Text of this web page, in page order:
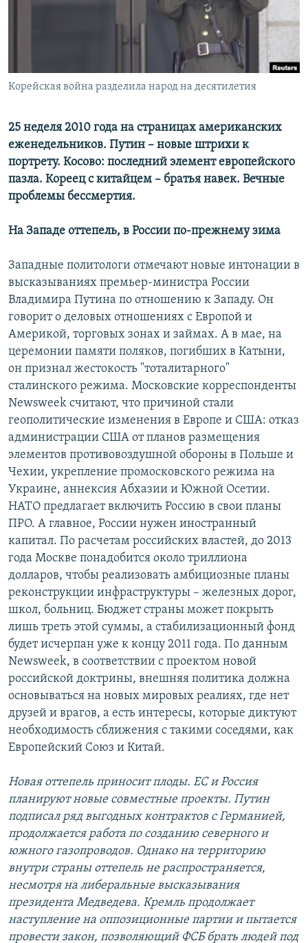
ПОДПИШИТЕСЬ НА РАССЫЛКУ
СОЦИАЛЬНЫЕ СЕТИ
Все сайты РСЕ/РС
Корейская война разделила народ на десятилетия
25 неделя 2010 года на страницах американских
еженедельников. Путин – новые штрихи к
портрету. Косово: последний элемент европейского
пазла. Кореец с китайцем – братья навек. Вечные
проблемы бессмертия.
На Западе оттепель, в России по-прежнему зима
Западные политологи отмечают новые интонации в
высказываниях премьер-министра России
Владимира Путина по отношению к Западу. Он
говорит о деловых отношениях с Европой и
Америкой, торговых зонах и займах. А в мае, на
церемонии памяти поляков, погибших в Катыни,
он признал жестокость "тоталитарного"
сталинского режима. Московские корреспонденты
Newsweek считают, что причиной стали
геополитические изменения в Европе и США: отказ
администрации США от планов размещения
элементов противовоздушной обороны в Польше и
Чехии, укрепление промосковского режима на
Украине, аннексия Абхазии и Южной Осетии.
НАТО предлагает включить Россию в свои планы
ПРО. А главное, России нужен иностранный
капитал. По расчетам российских властей, до 2013
года Москве понадобится около триллиона
долларов, чтобы реализовать амбициозные планы
реконструкции инфраструктуры – железных дорог,
школ, больниц. Бюджет страны может покрыть
лишь треть этой суммы, а стабилизационный фонд
будет исчерпан уже к концу 2011 года. По данным
Newsweek, в соответствии с проектом новой
российской доктрины, внешняя политика должна
основываться на новых мировых реалиях, где нет
друзей и врагов, а есть интересы, которые диктуют
необходимость сближения с такими соседями, как
Европейский Союз и Китай.
Новая оттепель приносит плоды. ЕС и Россия
планируют новые совместные проекты. Путин
подписал ряд выгодных контрактов с Германией,
продолжается работа по созданию северного и
южного газопроводов. Однако на территорию
внутри страны оттепель не распространяется,
несмотря на либеральные высказывания
президента Медведева. Кремль продолжает
наступление на оппозиционные партии и пытается
провести закон, позволяющий ФСБ брать людей под